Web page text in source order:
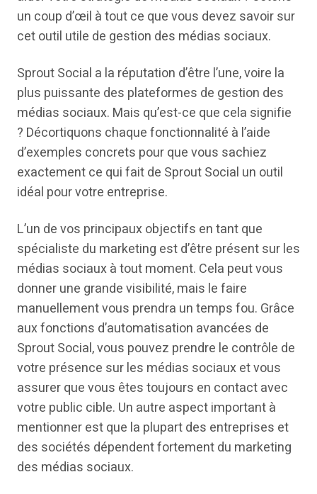
un coup d’œil à tout ce que vous devez savoir sur
cet outil utile de gestion des médias sociaux.
Sprout Social a la réputation d’être l’une, voire la
plus puissante des plateformes de gestion des
médias sociaux. Mais qu’est-ce que cela signifie
? Décortiquons chaque fonctionnalité à l’aide
d’exemples concrets pour que vous sachiez
exactement ce qui fait de Sprout Social un outil
idéal pour votre entreprise.
L’un de vos principaux objectifs en tant que
spécialiste du marketing est d’être présent sur les
médias sociaux à tout moment. Cela peut vous
donner une grande visibilité, mais le faire
manuellement vous prendra un temps fou. Grâce
aux fonctions d’automatisation avancées de
Sprout Social, vous pouvez prendre le contrôle de
votre présence sur les médias sociaux et vous
assurer que vous êtes toujours en contact avec
votre public cible. Un autre aspect important à
mentionner est que la plupart des entreprises et
des sociétés dépendent fortement du marketing
des médias sociaux.